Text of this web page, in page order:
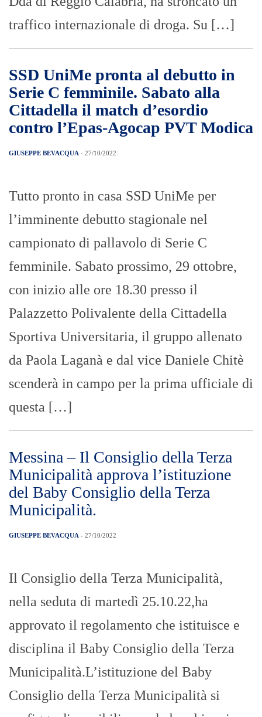
traffico internazionale di droga. Su […]
SSD UniMe pronta al debutto in
Serie C femminile. Sabato alla
Cittadella il match d’esordio
contro l’Epas-Agocap PVT Modica
GIUSEPPE BEVACQUA - 27/10/2022
Tutto pronto in casa SSD UniMe per
l’imminente debutto stagionale nel
campionato di pallavolo di Serie C
femminile. Sabato prossimo, 29 ottobre,
con inizio alle ore 18.30 presso il
Palazzetto Polivalente della Cittadella
Sportiva Universitaria, il gruppo allenato
da Paola Laganà e dal vice Daniele Chitè
scenderà in campo per la prima ufficiale di
questa […]
Messina – Il Consiglio della Terza
Municipalità approva l’istituzione
del Baby Consiglio della Terza
Municipalità.
GIUSEPPE BEVACQUA - 27/10/2022
Il Consiglio della Terza Municipalità,
nella seduta di martedì 25.10.22,ha
approvato il regolamento che istituisce e
disciplina il Baby Consiglio della Terza
Municipalità.L’istituzione del Baby
Consiglio della Terza Municipalità si